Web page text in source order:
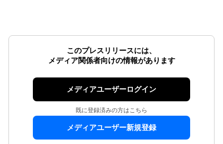
このプレスリリースには、
メディア関係者向けの情報があります
メディアユーザーログイン
既に登録済みの方はこちら
メディアユーザー新規登録